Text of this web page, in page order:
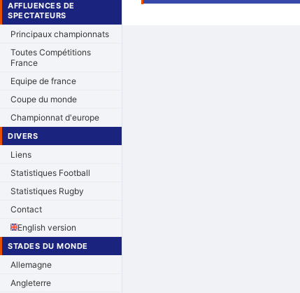
AFFLUENCES DE
SPECTATEURS
Principaux championnats
Toutes Compétitions
France
Equipe de france
Coupe du monde
Championnat d'europe
DIVERS
Liens
Statistiques Football
Statistiques Rugby
Contact
English version
STADES DU MONDE
Allemagne
Angleterre